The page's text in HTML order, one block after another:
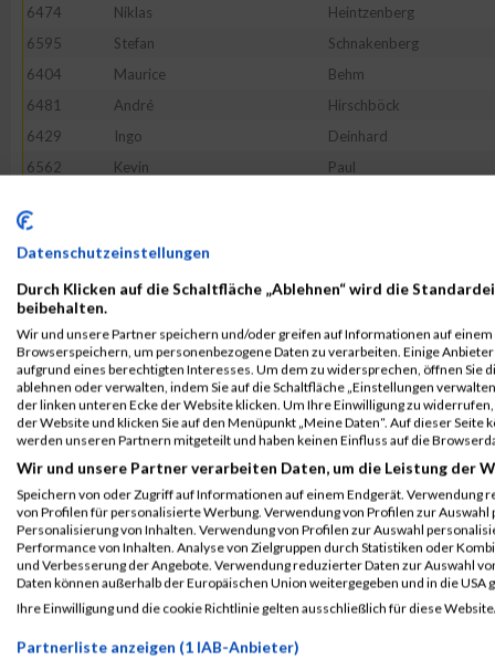
6474
Niklas Heintzenberg
6595
Stefan Schnakenberg
6404
Maurice Behm
6481
André Hirschböck
6429
Ingo Deinhard
6562
Kevin Paul
6484
6401
Marco
6523
Andre Lax
6518
Matthias Laatsch
6423
Ole Christiansen
6468
Maximilian Gustmann
6512
Birgit Krämer
6406
Thies Behrens
6646
Kemal Yagmur
6402
Oliver Bauer
6579
Dominic Riebe
6397
Bahlmann
Datenschutzeinstellungen
Durch Klicken auf die Schaltfläche „Ablehnen“ wird die
beibehalten.
Wir und unsere Partner speichern und/oder greifen auf Informationen auf einem
Browserspeichern, um personenbezogene Daten zu verarbeiten. Einige
aufgrund eines berechtigten Interesses. Um dem zu widersprechen, öffnen Sie
ablehnen oder verwalten, indem Sie auf die Schaltfläche „Einstellungen
der linken unteren Ecke der Website klicken. Um Ihre Einwilligung zu
der Website und klicken Sie auf den Menüpunkt „Meine Daten“. Auf dieser
werden unseren Partnern mitgeteilt und haben keinen Einfluss auf die
Wir und unsere Partner verarbeiten Daten, um die Leistung der
Speichern von oder Zugriff auf Informationen auf einem Endgerät. Verwendung
von Profilen für personalisierte Werbung. Verwendung von Profilen zur
Personalisierung von Inhalten. Verwendung von Profilen zur Auswahl
Performance von Inhalten. Analyse von Zielgruppen durch Statistiken oder
und Verbesserung der Angebote. Verwendung reduzierter Daten zur Auswahl
Daten können außerhalb der Europäischen Union weitergegeben und in die USA
Ihre Einwilligung und die cookie Richtlinie gelten ausschließlich für diese
Partnerliste anzeigen (1 IAB-Anbieter)